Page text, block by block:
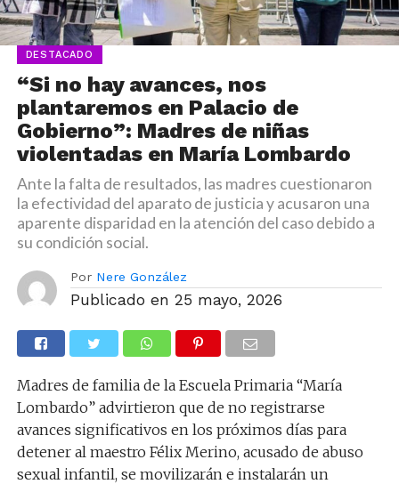
DESTACADO
“Si no hay avances, nos
plantaremos en Palacio de
Gobierno”: Madres de niñas
violentadas en María Lombardo
Ante la falta de resultados, las madres cuestionaron
la efectividad del aparato de justicia y acusaron una
aparente disparidad en la atención del caso debido a
su condición social.
Por Nere González
Publicado en 25 mayo, 2026
Madres de familia de la Escuela Primaria “María
Lombardo” advirtieron que de no registrarse
avances significativos en los próximos días para
detener al maestro Félix Merino, acusado de abuso
sexual infantil, se movilizarán e instalarán un